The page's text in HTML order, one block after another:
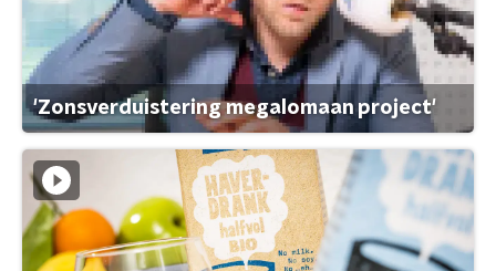
'Zonsverduistering megalomaan project'